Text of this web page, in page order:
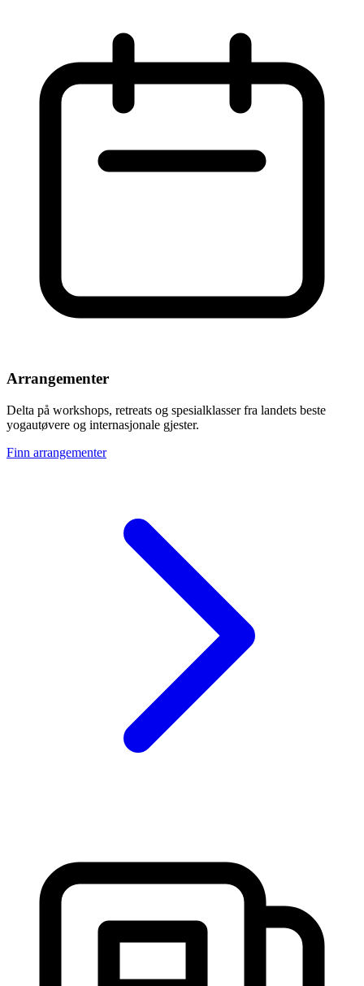
Arrangementer
Delta på workshops, retreats og spesialklasser fra landets beste
yogautøvere og internasjonale gjester.
Finn arrangementer